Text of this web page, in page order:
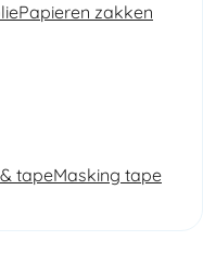
Papieren zakken
tapeMasking tape